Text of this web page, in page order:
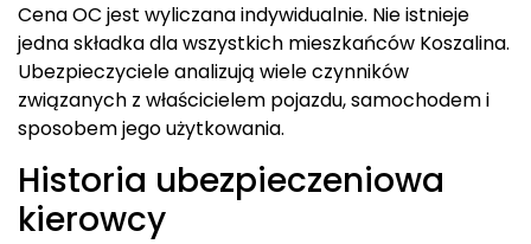
Cena OC jest wyliczana indywidualnie. Nie istnieje
jedna składka dla wszystkich mieszkańców Koszalina.
Ubezpieczyciele analizują wiele czynników
związanych z właścicielem pojazdu, samochodem i
sposobem jego użytkowania.
Historia ubezpieczeniowa
kierowcy